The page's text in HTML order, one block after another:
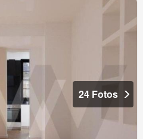
24 Fotos